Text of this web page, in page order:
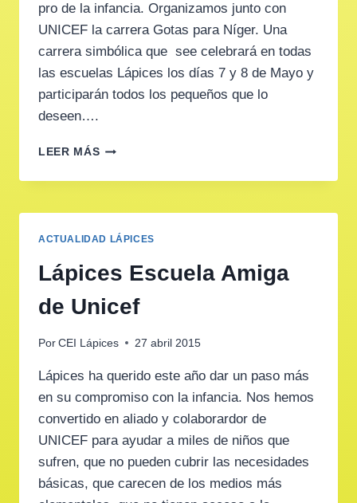
pro de la infancia. Organizamos junto con
UNICEF la carrera Gotas para Níger. Una
carrera simbólica que see celebrará en todas
las escuelas Lápices los días 7 y 8 de Mayo y
participarán todos los pequeños que lo
deseen….
LEER MÁSLA
CARRERA
DE
TUS
ACTUALIDAD LÁPICES
Lápices Escuela Amiga
de Unicef
Por CEI Lápices 27 abril 2015
Lápices ha querido este año dar un paso más
en su compromiso con la infancia. Nos hemos
convertido en aliado y colaborardor de
UNICEF para ayudar a miles de niños que
sufren, que no pueden cubrir las necesidades
básicas, que carecen de los medios más